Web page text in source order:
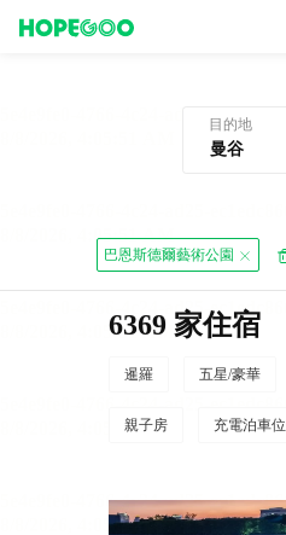
目的地
巴恩斯德爾藝術公園
6369 家住宿
暹羅 五星/豪華
親子房 充電泊車位